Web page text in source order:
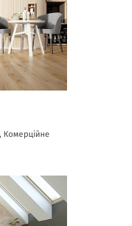
Комерційне